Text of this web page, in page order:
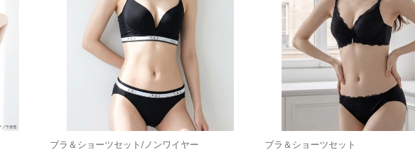
ブラ＆ショーツセット/ノンワイヤー
ブラ＆ショーツセット